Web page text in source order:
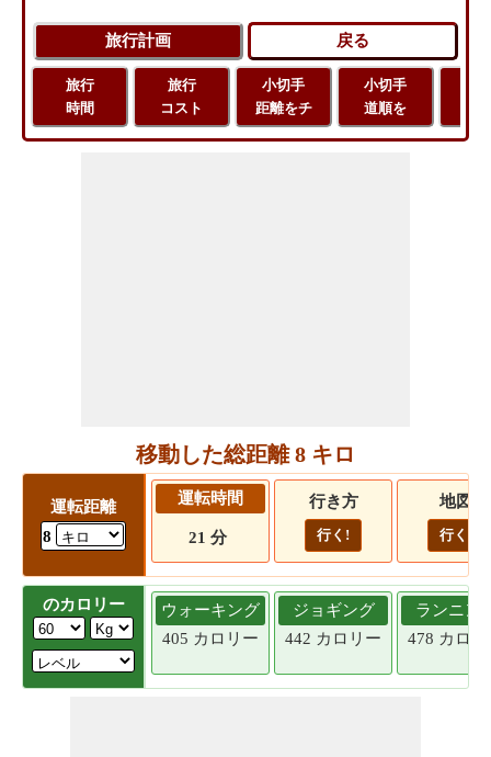
旅行
時間
旅行
コスト
小切手
距離をチ
小切手
道順を
移動した総距離 8 キロ
運転距離
8
運転時間
21 分
行き方
行く!
地図
行く!
のカロリー
ウォーキング
405 カロリー
ジョギング
442 カロリー
ランニン
478 カロリ